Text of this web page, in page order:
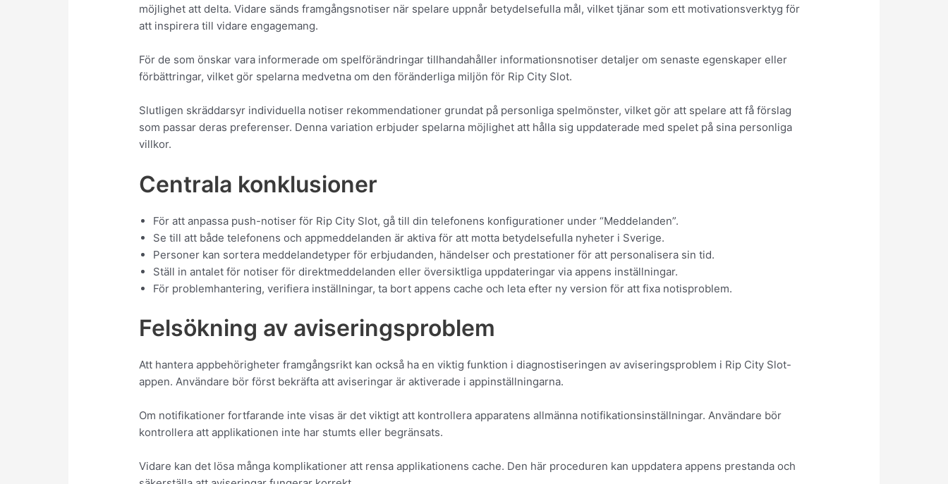
möjlighet att delta. Vidare sänds framgångsnotiser när spelare uppnår betydelsefulla mål, vilket tjänar som ett motivationsverktyg för
att inspirera till vidare engagemang.
För de som önskar vara informerade om spelförändringar tillhandahåller informationsnotiser detaljer om senaste egenskaper eller
förbättringar, vilket gör spelarna medvetna om den föränderliga miljön för Rip City Slot.
Slutligen skräddarsyr individuella notiser rekommendationer grundat på personliga spelmönster, vilket gör att spelare att få förslag
som passar deras preferenser. Denna variation erbjuder spelarna möjlighet att hålla sig uppdaterade med spelet på sina personliga
villkor.
Centrala konklusioner
För att anpassa push-notiser för Rip City Slot, gå till din telefonens konfigurationer under “Meddelanden”.
Se till att både telefonens och appmeddelanden är aktiva för att motta betydelsefulla nyheter i Sverige.
Personer kan sortera meddelandetyper för erbjudanden, händelser och prestationer för att personalisera sin tid.
Ställ in antalet för notiser för direktmeddelanden eller översiktliga uppdateringar via appens inställningar.
För problemhantering, verifiera inställningar, ta bort appens cache och leta efter ny version för att fixa notisproblem.
Felsökning av aviseringsproblem
Att hantera appbehörigheter framgångsrikt kan också ha en viktig funktion i diagnostiseringen av aviseringsproblem i Rip City Slot-
appen. Användare bör först bekräfta att aviseringar är aktiverade i appinställningarna.
Om notifikationer fortfarande inte visas är det viktigt att kontrollera apparatens allmänna notifikationsinställningar. Användare bör
kontrollera att applikationen inte har stumts eller begränsats.
Vidare kan det lösa många komplikationer att rensa applikationens cache. Den här proceduren kan uppdatera appens prestanda och